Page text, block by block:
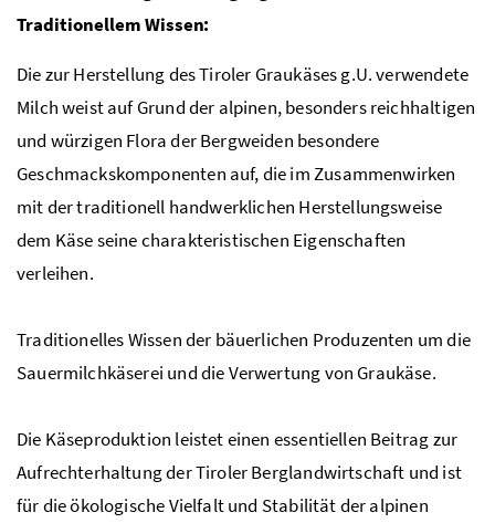
Traditionellem Wissen:
Die zur Herstellung des Tiroler Graukäsesg.U.verwendete
Milch weist auf Grund der alpinen, besonders reichhaltigen
und würzigen Flora der Bergweiden besondere
Geschmackskomponenten auf, die im Zusammenwirken
mit der traditionell handwerklichen Herstellungsweise
dem Käse seine charakteristischen Eigenschaften
verleihen.
Traditionelles Wissen der bäuerlichen Produzenten um die
Sauermilchkäserei und die Verwertung von Graukäse.
Die Käseproduktion leistet einen essentiellen Beitrag zur
Aufrechterhaltung der Tiroler Berglandwirtschaft und ist
für die ökologische Vielfalt und Stabilität der alpinen